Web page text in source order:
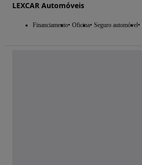
LEXCAR Automóveis
Financiamento Oficina Seguro automóvel